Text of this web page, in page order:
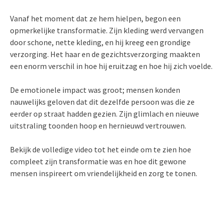
Vanaf het moment dat ze hem hielpen, begon een
opmerkelijke transformatie. Zijn kleding werd vervangen
door schone, nette kleding, en hij kreeg een grondige
verzorging. Het haar en de gezichtsverzorging maakten
een enorm verschil in hoe hij eruitzag en hoe hij zich voelde.
De emotionele impact was groot; mensen konden
nauwelijks geloven dat dit dezelfde persoon was die ze
eerder op straat hadden gezien. Zijn glimlach en nieuwe
uitstraling toonden hoop en hernieuwd vertrouwen.
Bekijk de volledige video tot het einde om te zien hoe
compleet zijn transformatie was en hoe dit gewone
mensen inspireert om vriendelijkheid en zorg te tonen.